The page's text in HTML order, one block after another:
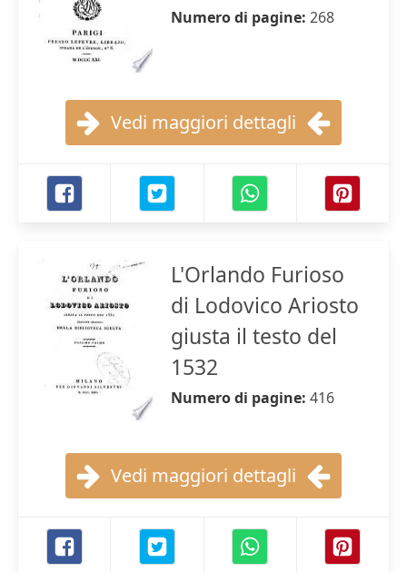
Numero di pagine: 268
Vedi maggiori dettagli
L'Orlando Furioso
di Lodovico Ariosto
giusta il testo del
1532
Numero di pagine: 416
Vedi maggiori dettagli